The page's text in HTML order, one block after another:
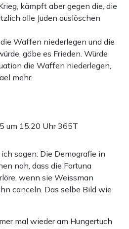
kämpft aber gegen die, die
alle Juden auslöschen
Waffen niederlegen und die
gäbe es Frieden. Würde
die Waffen niederlegen,
mehr.
um 15:20 Uhr365T
sagen: Die Demografie in
nah, dass die Fortuna
wenn sie Weissman
canceln. Das selbe Bild wie
mal wieder am Hungertuch